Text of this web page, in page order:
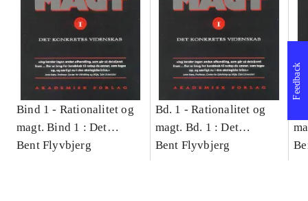
Bind 1 - Rationalitet og
magt. Bind 1 : Det
konkretes videnskab
Bent Flyvbjerg
Bd. 1 -Rationalitet og
magt. Bd. 1 : Det
konkretes videnskab
Bent Flyvbjerg
Feedback